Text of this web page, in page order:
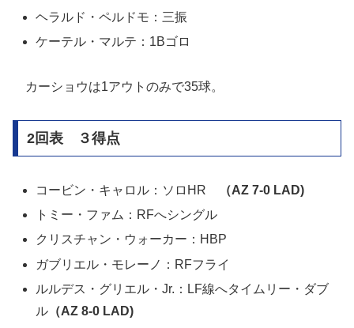
ヘラルド・ペルドモ：三振
ケーテル・マルテ：1Bゴロ
カーショウは1アウトのみで35球。
2回表 ３得点
コービン・キャロル：ソロHR
（AZ 7-0 LAD)
トミー・ファム：RFへシングル
クリスチャン・ウォーカー：HBP
ガブリエル・モレーノ：RFフライ
ルルデス・グリエル・Jr.：LF線へタイムリー・ダブ
ル （AZ 8-0 LAD)